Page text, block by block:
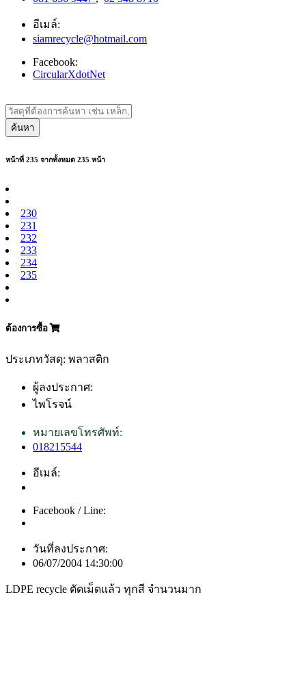
อีเมล์:
siamrecycle@hotmail.com
Facebook:
CircularXdotNet
ค้นหา
หน้าที่ 235 จากทั้งหมด 235 หน้า
230
231
232
233
234
235
ต้องการซื้อ
ประเภทวัสดุ: พลาสติก
ผู้ลงประกาศ:
ไพโรจน์
หมายเลขโทรศัพท์:
018215544
อีเมล์:
Facebook / Line:
วันที่ลงประกาศ:
06/07/2004 14:30:00
LDPE recycle ตัดเม็ดแล้ว ทุกสี จำนวนมาก